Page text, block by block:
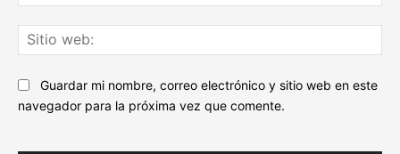
Guardar mi nombre, correo electrónico y sitio web en este
navegador para la próxima vez que comente.